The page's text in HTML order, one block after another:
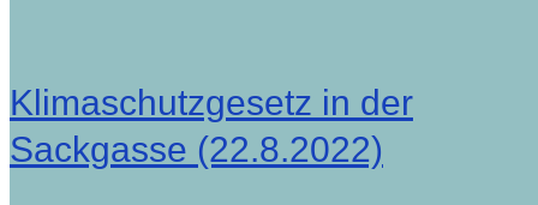
Klimaschutzgesetz in der
Sackgasse (22.8.2022)